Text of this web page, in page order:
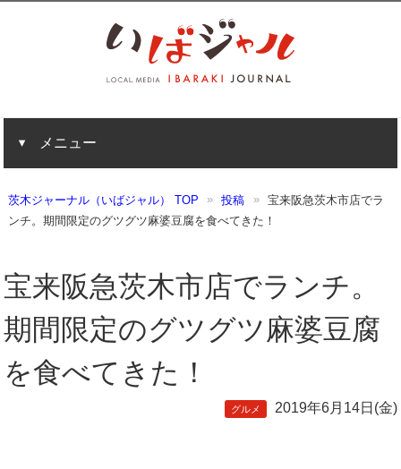
メニュー
茨木ジャーナル（いばジャル） TOP 投稿
宝来阪急茨木市店でラ
ンチ。期間限定のグツグツ麻婆豆腐を食べてきた！
宝来阪急茨木市店でランチ。
期間限定のグツグツ麻婆豆腐
を食べてきた！
グルメ 2019年6月14日(金)